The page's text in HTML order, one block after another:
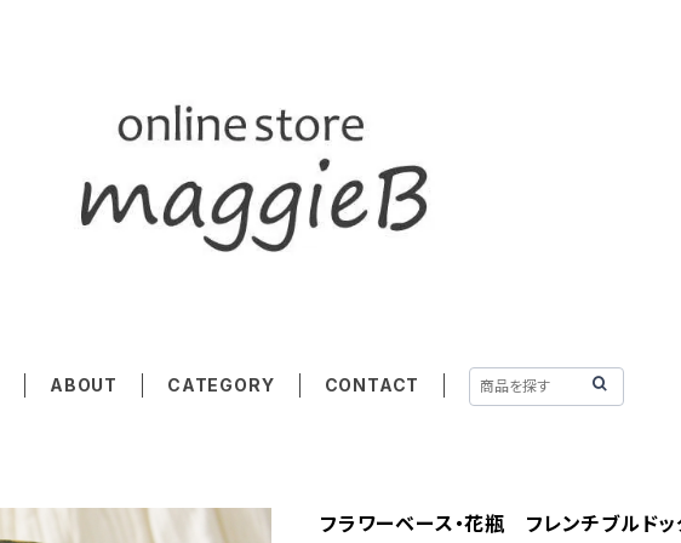
ABOUT CATEGORY CONTACT
フラワーベース・花瓶 フレンチブルド